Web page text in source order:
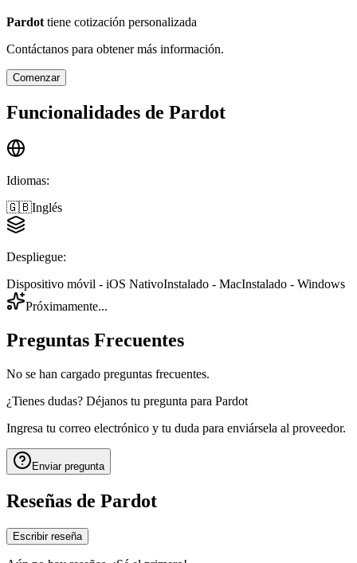
Pardot tiene cotización personalizada
Contáctanos para obtener más información.
Comenzar
Funcionalidades de Pardot
Idiomas:
🇬🇧Inglés
Despliegue:
Dispositivo móvil - iOS NativoInstalado - MacInstalado - Windows
Próximamente...
Preguntas Frecuentes
No se han cargado preguntas frecuentes.
¿Tienes dudas? Déjanos tu pregunta para Pardot
Ingresa tu correo electrónico y tu duda para enviársela al proveedor.
Enviar pregunta
Reseñas de Pardot
Escribir reseña